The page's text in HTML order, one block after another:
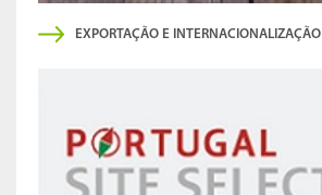
EXPORTAÇÃO E INTERNACIONALIZAÇÃO